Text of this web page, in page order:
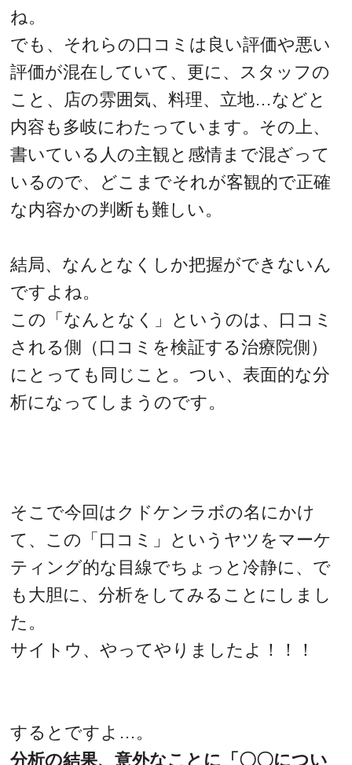
ね。
でも、それらの口コミは良い評価や悪い
評価が混在していて、更に、スタッフの
こと、店の雰囲気、料理、立地…などと
内容も多岐にわたっています。その上、
書いている人の主観と感情まで混ざって
いるので、どこまでそれが客観的で正確
な内容かの判断も難しい。
結局、なんとなくしか把握ができないん
ですよね。
この「なんとなく」というのは、口コミ
される側（口コミを検証する治療院側）
にとっても同じこと。つい、表面的な分
析になってしまうのです。
そこで今回はクドケンラボの名にかけ
て、この「口コミ」というヤツをマーケ
ティング的な目線でちょっと冷静に、で
も大胆に、分析をしてみることにしまし
た。
サイトウ、やってやりましたよ！！！
するとですよ…。
分析の結果、意外なことに「〇〇につい